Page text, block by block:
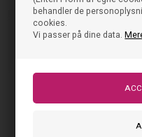
behandler de
cookies.
Vi passer på dine data.